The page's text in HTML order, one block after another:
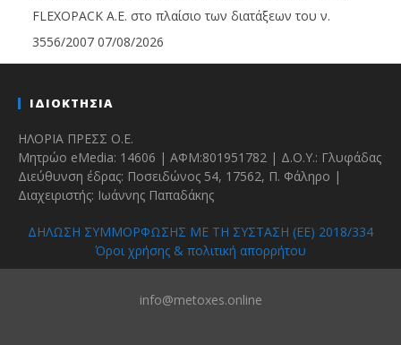
FLEXOPACK A.E. στο πλαίσιο των διατάξεων του ν.
3556/2007 07/08/2026
ΙΔΙΟΚΤΗΣΙΑ
ΗΛΟΡΙΑ ΠΡΕΣΣ Ο.Ε.
Μητρώο eMedia: 14606 | ΑΦΜ:801951782 | Δ.Ο.Υ.: Γλυφάδας
Διεύθυνση έδρας: Ποσειδώνος 54, 17562, Π. Φάληρο |
Διαχειριστής: Ιωάννης Παπαδάκης
ΔΗΛΩΣΗ ΣΥΜΜΟΡΦΩΣΗΣ ΜΕ ΤΗ ΣΥΣΤΑΣΗ (ΕΕ) 2018/334
Όροι χρήσης & πολιτική απορρήτου
info@metoxes.online